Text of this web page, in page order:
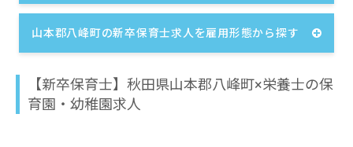
山本郡八峰町の新卒保育士求人を雇用形態から探す
【新卒保育士】秋田県山本郡八峰町×栄養士の保
育園・幼稚園求人